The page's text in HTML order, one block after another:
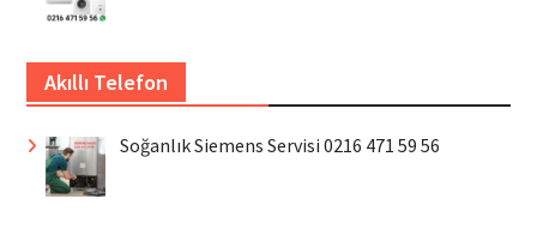
Akıllı Telefon
Soğanlık Siemens Servisi 0216 471 59 56